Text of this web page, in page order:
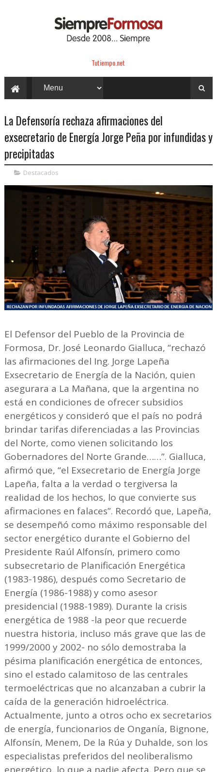
Tutiempo.net
La Defensoría rechaza afirmaciones del
exsecretario de Energía Jorge Peña por infundidas y
precipitadas
Destacados
El Defensor del Pueblo de la Provincia de
Formosa, Dr. José Leonardo Gialluca, “rechazó
las afirmaciones del Ing. Jorge Lapeña
Exsecretario de Energía de la Nación, quien
asegurara a La Mañana, que la argentina no
está en condiciones de ofrecer subsidios
energéticos y consideró que el país no podrá
brindar tarifas diferenciadas a las Provincias
del Norte, como vienen solicitando los
Gobernadores del Norte Grande……”. Gialluca,
afirmó que, “el Exsecretario de Energía Jorge
Lapeña, falta a la verdad o tergiversa la
realidad de los hechos, lo que convierte sus
afirmaciones en falaces”. Recordó que, Lapeña,
se desempeñó como máximo responsable del
sector energético durante el Gobierno del
Presidente Raúl Alfonsín, primero como
subsecretario de Planificación Energética
(1983-1986), después como Secretario de
Energía (1986-1988) y como asesor
presidencial (1988-1989). Durante la crisis
energética de 1988 -la peor que recuerde
nuestra historia, incluso más grave que las de
1999/2000 y 2002- no sólo demostraba la
pésima planificación energética de entonces,
sino el estado calamitoso de las centrales
termoeléctricas que no alcanzaban a cubrir la
caída de la generación hidroeléctrica.
Actualmente, junto a otros ocho ex secretarios
de energía, funcionarios de Onganía, Bignone,
Alfonsín, Menem, De la Rúa y Duhalde, son los
especialistas preferidos del neoliberalismo
energético, lo que a nadie afecta. Pero que se